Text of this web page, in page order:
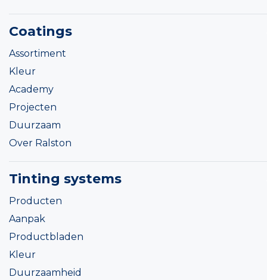
Coatings
Assortiment
Kleur
Academy
Projecten
Duurzaam
Over Ralston
Tinting systems
Producten
Aanpak
Productbladen
Kleur
Duurzaamheid